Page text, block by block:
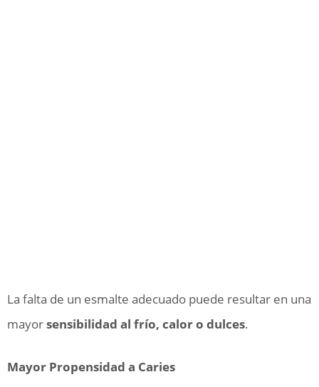
La falta de un esmalte adecuado puede resultar en una
mayorsensibilidad al frío, calor o dulces.
Mayor Propensidad a Caries